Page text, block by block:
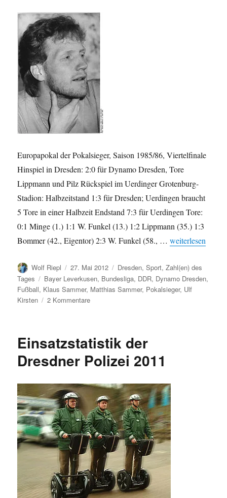
Europapokal der Pokalsieger, Saison 1985/86, Viertelfinale
Hinspiel in Dresden: 2:0 für Dynamo Dresden, Tore
Lippmann und Pilz Rückspiel im Uerdinger Grotenburg-
Stadion: Halbzeitstand 1:3 für Dresden; Uerdingen braucht
5 Tore in einer Halbzeit Endstand 7:3 für Uerdingen Tore:
0:1 Minge (1.) 1:1 W. Funkel (13.) 1:2 Lippmann (35.) 1:3
Bommer (42., Eigentor) 2:3 W. Funkel (58., …„Blick in die
weiterlesen
Autor
Wolf Riepl
Veröffentlicht
am
27. Mai 2012 Kategorien
Dresden,Sport,Zahl(en) des
Tages
Schlagwörter
Bayer Leverkusen, Bundesliga, DDR, Dynamo Dresden,
Fußball, Klaus Sammer, Matthias Sammer, Pokalsieger, Ulf
Kirsten
2 Kommentarezu
Geschichte,
verrückt:
Dresden
Bayer
Uerdingen
1986
Einsatzstatistik der
Dresdner Polizei 2011